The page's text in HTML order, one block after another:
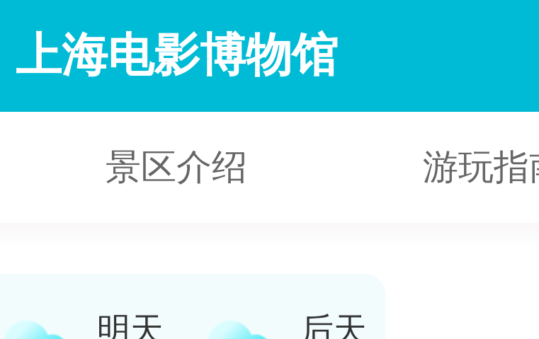
上海电影博物馆
景区介绍 游玩指
明天 后天